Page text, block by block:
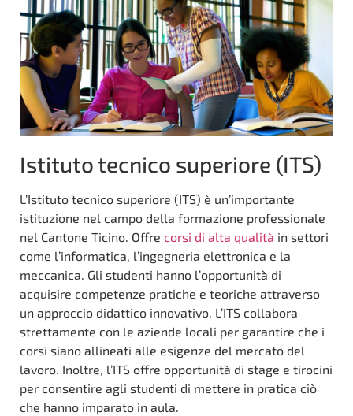
Istituto tecnico superiore (ITS)
L’Istituto tecnico superiore (ITS) è un’importante
istituzione nel campo della formazione professionale
nel Cantone Ticino. Offre corsi di alta qualità in settori
come l’informatica, l’ingegneria elettronica e la
meccanica. Gli studenti hanno l’opportunità di
acquisire competenze pratiche e teoriche attraverso
un approccio didattico innovativo. L’ITS collabora
strettamente con le aziende locali per garantire che i
corsi siano allineati alle esigenze del mercato del
lavoro. Inoltre, l’ITS offre opportunità di stage e tirocini
per consentire agli studenti di mettere in pratica ciò
che hanno imparato in aula.